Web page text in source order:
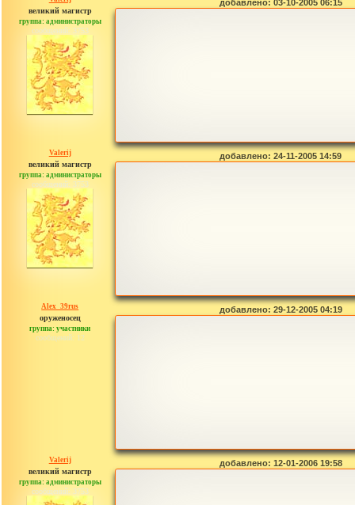
великий магистр
группа: администраторы
сообщений: 3753
добавлено: 03-10-2005 06:15
Valerij
великий магистр
группа: администраторы
сообщений: 3753
добавлено: 24-11-2005 14:59
Alex_39rus
оруженосец
группа: участники
сообщений: 12
добавлено: 29-12-2005 04:19
Valerij
великий магистр
группа: администраторы
сообщений: 3753
добавлено: 12-01-2006 19:58